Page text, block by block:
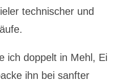
technischer und
ich doppelt in Mehl, Ei
ihn bei sanfter